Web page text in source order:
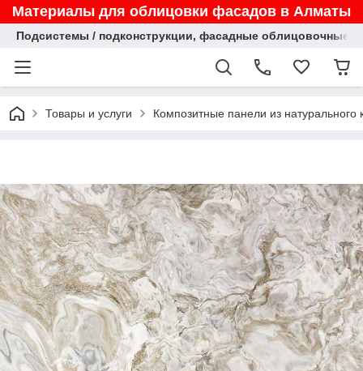
Материалы для облицовки фасадов в Алматы
Подсистемы / подконструкции, фасадные облицовочные
Товары и услуги Композитные панели из натурального